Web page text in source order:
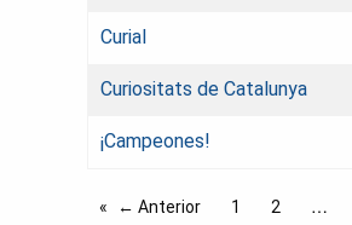
Curial
Curiositats de Catalunya
¡Campeones!
← Anterior 1 2